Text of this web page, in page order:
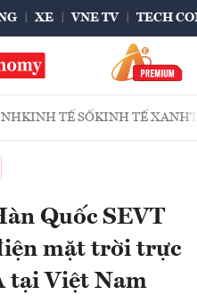
XE VNE TV TECH
KINH TẾ SỐKINH TẾ XANH
Quốc SEVT
mặt trời trực
tại Việt Nam